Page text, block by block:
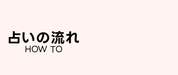
占いの流れ
HOW TO